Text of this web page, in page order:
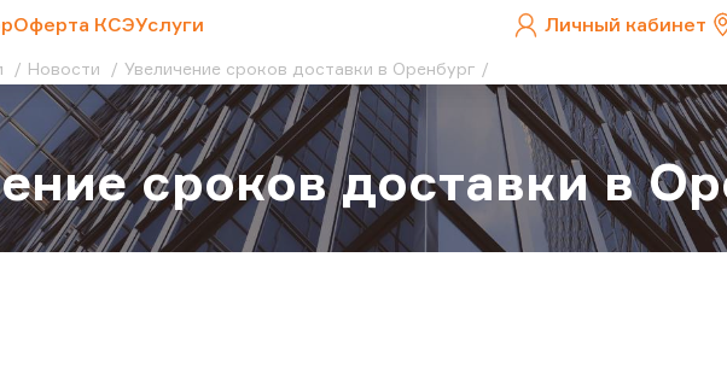
Оферта КСЭУслуги Личный кабинет
Новости Увеличение сроков доставки в Оренбург
сроков доставки в